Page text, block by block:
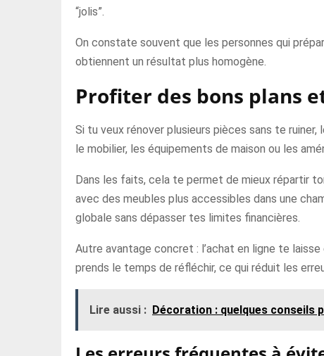
“jolis”.
On constate souvent que les personnes qui
obtiennent un résultat plus homogène.
Profiter des bons plans
Si tu veux rénover plusieurs pièces sans te
le mobilier, les équipements de maison ou les
Dans les faits, cela te permet de mieux répartir
avec des meubles plus accessibles dans une
globale sans dépasser tes limites financières.
Autre avantage concret : l’achat en ligne te
prends le temps de réfléchir, ce qui réduit les
Lire aussi : Décoration : quelques conseils